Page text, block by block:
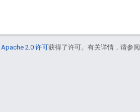
Apache 2.0 许可获得了许可。有关详情，请参阅